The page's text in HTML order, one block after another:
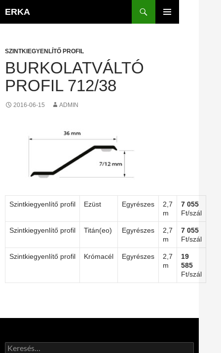
ERKA
SZINTKIEGYENLÍTŐ PROFIL
BURKOLATVÁLTÓ
PROFIL 712/38
2016-06-15 ADMIN
Szintkiegyenlítő profil Ezüst Egyrészes
2,7
m
7 055
Ft/szál
Szintkiegyenlítő profil Titán(eo) Egyrészes
2,7
m
7 055
Ft/szál
Szintkiegyenlítő profil Krómacél Egyrészes
2,7
m
19
585
Ft/szál
Keresés: